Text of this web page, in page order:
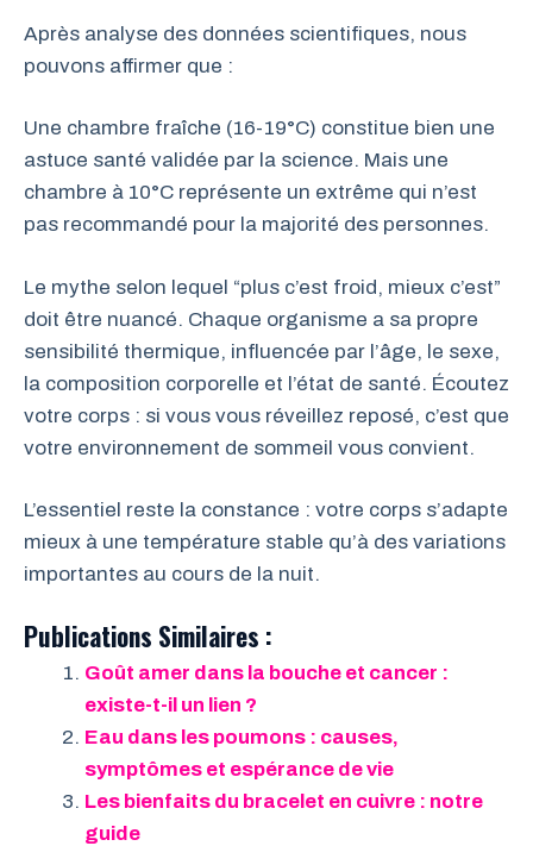
Après analyse des données scientifiques, nous
pouvons affirmer que :
Une chambre fraîche (16-19°C) constitue bien une
astuce santé validée par la science. Mais une
chambre à 10°C représente un extrême qui n’est
pas recommandé pour la majorité des personnes.
Le mythe selon lequel “plus c’est froid, mieux c’est”
doit être nuancé. Chaque organisme a sa propre
sensibilité thermique, influencée par l’âge, le sexe,
la composition corporelle et l’état de santé. Écoutez
votre corps : si vous vous réveillez reposé, c’est que
votre environnement de sommeil vous convient.
L’essentiel reste la constance : votre corps s’adapte
mieux à une température stable qu’à des variations
importantes au cours de la nuit.
Publications Similaires :
Goût amer dans la bouche et cancer :
existe-t-il un lien ?
Eau dans les poumons : causes,
symptômes et espérance de vie
Les bienfaits du bracelet en cuivre : notre
guide